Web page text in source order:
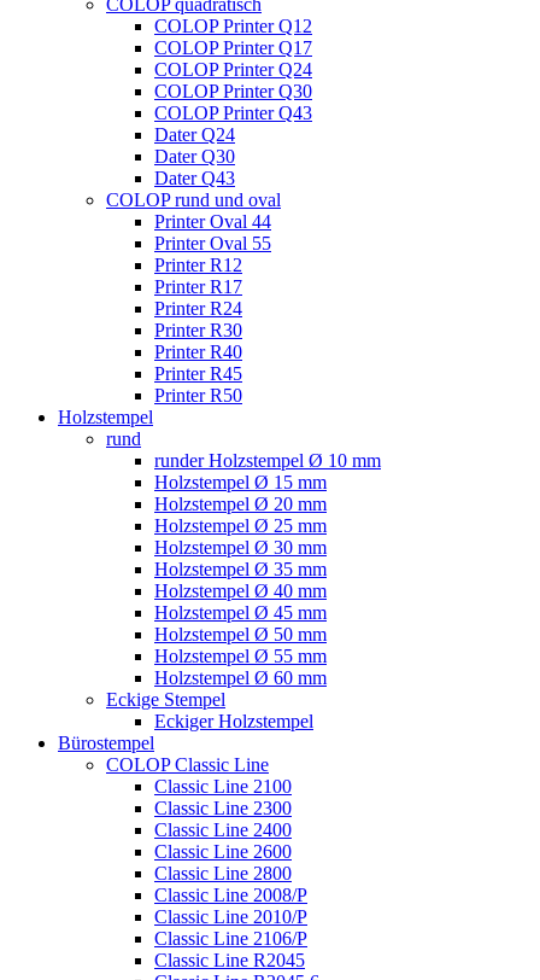
COLOP Printer Q12
COLOP Printer Q17
COLOP Printer Q24
COLOP Printer Q30
COLOP Printer Q43
Dater Q24
Dater Q30
Dater Q43
COLOP rund und oval
Printer Oval 44
Printer Oval 55
Printer R12
Printer R17
Printer R24
Printer R30
Printer R40
Printer R45
Printer R50
Holzstempel
rund
runder Holzstempel Ø 10 mm
Holzstempel Ø 15 mm
Holzstempel Ø 20 mm
Holzstempel Ø 25 mm
Holzstempel Ø 30 mm
Holzstempel Ø 35 mm
Holzstempel Ø 40 mm
Holzstempel Ø 45 mm
Holzstempel Ø 50 mm
Holzstempel Ø 55 mm
Holzstempel Ø 60 mm
Eckige Stempel
Eckiger Holzstempel
Bürostempel
COLOP Classic Line
Classic Line 2100
Classic Line 2300
Classic Line 2400
Classic Line 2600
Classic Line 2800
Classic Line 2008/P
Classic Line 2010/P
Classic Line 2106/P
Classic Line R2045